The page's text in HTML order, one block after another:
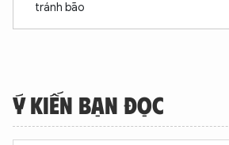
tránh bão
Ý KIẾN BẠN ĐỌC